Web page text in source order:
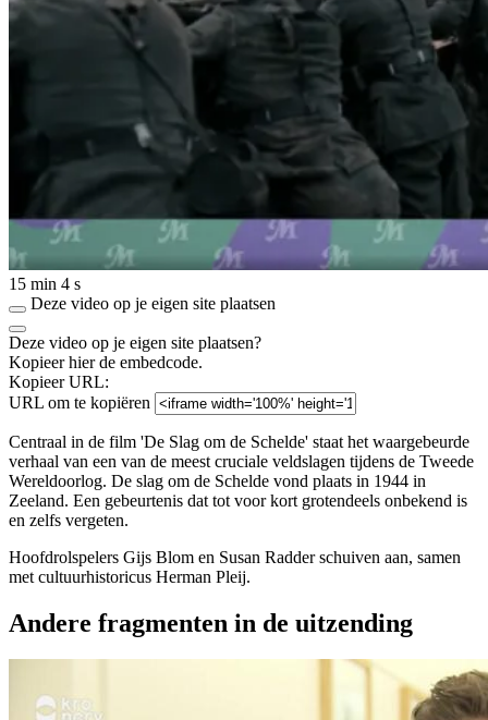
15 min 4 s
Deze video op je eigen site plaatsen
Deze video op je eigen site plaatsen?
Kopieer hier de embedcode.
Kopieer URL:
URL om te kopiëren
Centraal in de film 'De Slag om de Schelde' staat het waargebeurde
verhaal van een van de meest cruciale veldslagen tijdens de Tweede
Wereldoorlog. De slag om de Schelde vond plaats in 1944 in
Zeeland. Een gebeurtenis dat tot voor kort grotendeels onbekend is
en zelfs vergeten.
Hoofdrolspelers Gijs Blom en Susan Radder schuiven aan, samen
met cultuurhistoricus Herman Pleij.
Andere fragmenten in de uitzending